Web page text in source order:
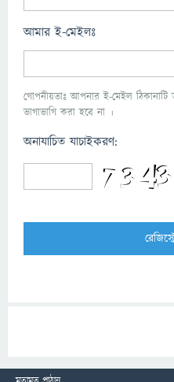
আমার ই-মেইলঃ
গোপনীয়তাঃ আপনার ই-মেইল
ভাগাভাগি করা হবে না ।
অনাযাচিত যাচাইকরণ: